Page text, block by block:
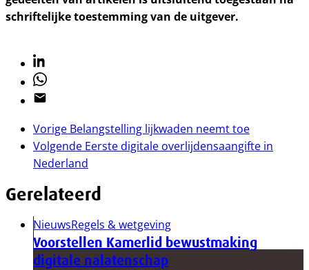
schriftelijke toestemming van de uitgever.
Linkedin
Whatsapp
Email
Vorige Belangstelling lijkwaden neemt toe
Volgende Eerste digitale overlijdensaangifte in
Nederland
Gerelateerd
NieuwsRegels & wetgeving
Voorstellen Kamerlid bewustmaking
digitale nalatenschap